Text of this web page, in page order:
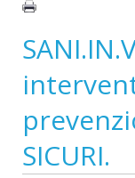
SICURI.